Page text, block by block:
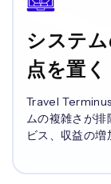
システ
点を置く
Travel
ムの複雑さが排
ビス、収益の増